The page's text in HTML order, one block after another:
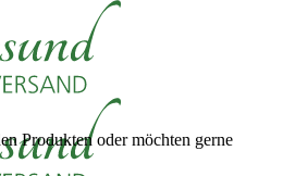
Produkten oder möchten gerne